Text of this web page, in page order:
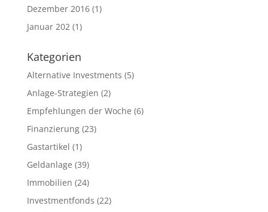
Dezember 2016(1)
Januar 202(1)
Kategorien
Alternative Investments (5)
Anlage-Strategien (2)
Empfehlungen der Woche (6)
Finanzierung(23)
Gastartikel (1)
Geldanlage (39)
Immobilien (24)
Investmentfonds (22)